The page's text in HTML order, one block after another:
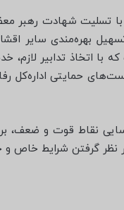
با تسلیت شهادت رهبر
بهره‌مندی سایر اقشار
با اتخاذ تدابیر
حمایتی اداره‌کل
نقاط قوت و ضعف،
نظر گرفتن شرایط خاص